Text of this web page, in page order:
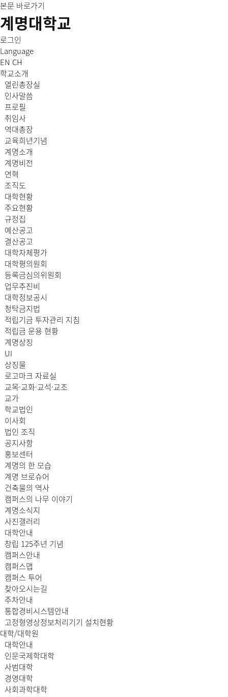
본문 바로가기
계명대학교
로그인
Language
EN CH
학교소개
열린총장실
인사말씀
프로필
취임사
역대총장
교육희년기념
계명소개
계명비전
연혁
조직도
대학현황
주요현황
규정집
예산공고
결산공고
대학자체평가
대학평의원회
등록금심의위원회
업무추진비
대학정보공시
청탁금지법
적립기금 투자관리 지침
적립금 운용 현황
계명상징
UI
상징물
로고마크 자료실
교목·교화·교석·교조
교가
학교법인
이사회
법인 조직
공지사항
홍보센터
계명의 한 모습
계명 브로슈어
건축물의 역사
캠퍼스의 나무 이야기
계명소식지
사진갤러리
대학안내
창립 125주년 기념
캠퍼스안내
캠퍼스맵
캠퍼스 투어
찾아오시는길
주차안내
통합경비시스템안내
고정형영상정보처리기기 설치현황
대학/대학원
대학안내
인문국제학대학
사범대학
경영대학
사회과학대학